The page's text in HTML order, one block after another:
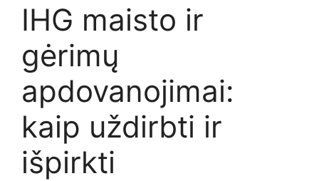
IHG maisto ir
gėrimų
apdovanojimai:
kaip uždirbti ir
išpirkti